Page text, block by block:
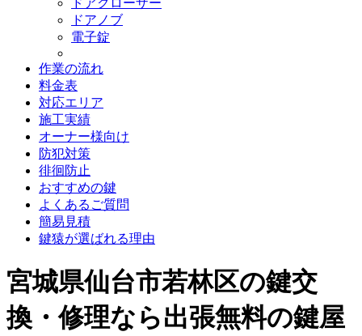
ドアクローザー
ドアノブ
電子錠
作業の流れ
料金表
対応エリア
施工実績
オーナー様向け
防犯対策
徘徊防止
おすすめの鍵
よくあるご質問
簡易見積
鍵猿が選ばれる理由
宮城県仙台市若林区の鍵交
換・修理なら出張無料の鍵屋